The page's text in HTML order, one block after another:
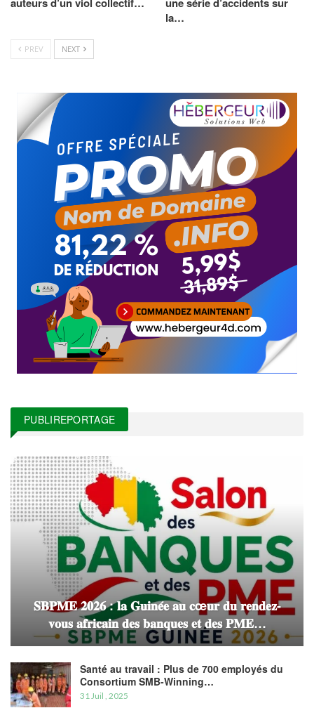
la…
PREV NEXT
PUBLIREPORTAGE
𝐒𝐁𝐏𝐌𝐄 𝟐𝟎𝟐𝟔 : 𝐥𝐚 𝐆𝐮𝐢𝐧𝐞́𝐞 𝐚𝐮 𝐜œ𝐮𝐫 𝐝𝐮 𝐫𝐞𝐧𝐝𝐞𝐳-
𝐯𝐨𝐮𝐬 𝐚𝐟𝐫𝐢𝐜𝐚𝐢𝐧 𝐝𝐞𝐬 𝐛𝐚𝐧𝐪𝐮𝐞𝐬 𝐞𝐭 𝐝𝐞𝐬 𝐏𝐌𝐄…
Santé au travail : Plus de 700 employés du
Consortium SMB-Winning…
31 Juil , 2025